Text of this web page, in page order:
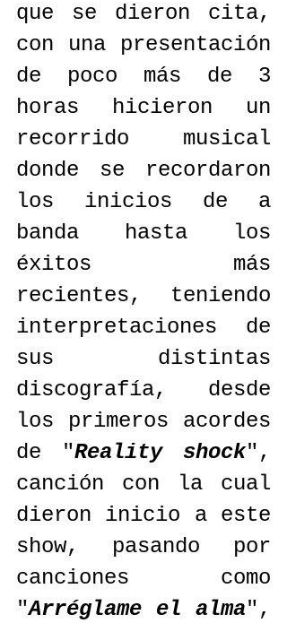
que se dieron cita,
con una presentación
de poco más de 3
horas hicieron un
recorrido musical
donde se recordaron
los inicios de a
banda hasta los
éxitos más
recientes, teniendo
interpretaciones de
sus distintas
discografía, desde
los primeros acordes
de "Reality shock",
canción con la cual
dieron inicio a este
show, pasando por
canciones como
"Arréglame el alma",